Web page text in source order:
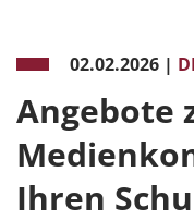
02.02.2026 |
Angebote
Ihren